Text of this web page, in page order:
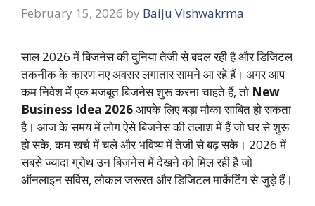
February 15, 2026 by Baiju Vishwakrma
साल 2026 में बिजनेस की दुनिया तेजी से बदल रही है और डिजिटल
तकनीक के कारण नए अवसर लगातार सामने आ रहे हैं। अगर आप
कम निवेश में एक मजबूत बिजनेस शुरू करना चाहते हैं, तो New
Business Idea 2026आपके लिए बड़ा मौका साबित हो सकता
है। आज के समय में लोग ऐसे बिजनेस की तलाश में हैं जो घर से शुरू
हो सके, कम खर्च में चले और भविष्य में तेजी से बढ़ सके। 2026 में
सबसे ज्यादा ग्रोथ उन बिजनेस में देखने को मिल रही है जो
ऑनलाइन सर्विस, लोकल जरूरत और डिजिटल मार्केटिंग से जुड़े हैं।